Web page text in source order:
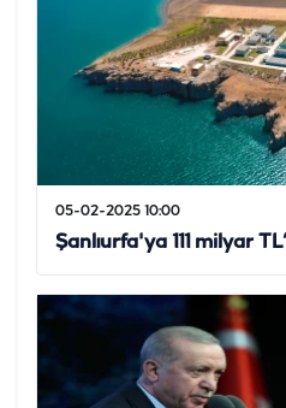
05-02-2025 10:00
Şanlıurfa'ya 111 milyar